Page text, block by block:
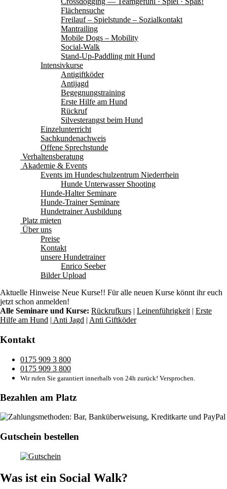
Flächensuche
Freilauf – Spielstunde – Sozialkontakt
Mantrailing
Mobile Dogs – Mobility
Social-Walk
Stand-Up-Paddling mit Hund
Intensivkurse
Antigiftköder
Antijagd
Begegnungstraining
Erste Hilfe am Hund
Rückruf
Silvesterangst beim Hund
Einzelunterricht
Sachkundenachweis
Offene Sprechstunde
Verhaltensberatung
Akademie & Events
Events im Hundeschulzentrum Niederrhein
Hunde Unterwasser Shooting
Hunde-Halter Seminare
Hunde-Trainer Seminare
Hundetrainer Ausbildung
Platz mieten
Über uns
Preise
Kontakt
unsere Hundetrainer
Enrico Seeber
Bilder Upload
Aktuelle Hinweise Neue Kurse!! Für alle neuen Kurse könnt ihr euch
jetzt schon anmelden!
Alle Seminare und Kurse: Rückrufkurs | Leinenführigkeit | Erste
Hilfe am Hund | Anti Jagd | Anti Giftköder
Kontakt
0175 909 3 800
0175 909 3 800
Wir rufen Sie garantiert innerhalb von 24h zurück! Versprochen.
Bezahlen am Platz
Gutschein bestellen
Was ist ein Social Walk?